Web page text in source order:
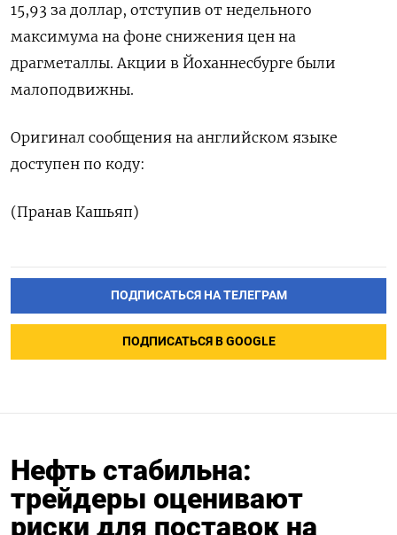
15,93 за доллар, отступив от недельного
максимума на фоне снижения ⁠цен на
драгметаллы. Акции в Йоханнесбурге были
малоподвижны.
Оригинал сообщения на английском языке
доступен по коду:
(Пранав Кашьяп)
ПОДПИСАТЬСЯ НА ТЕЛЕГРАМ
ПОДПИСАТЬСЯ В GOOGLE
Нефть стабильна:
трейдеры оценивают
риски для поставок на